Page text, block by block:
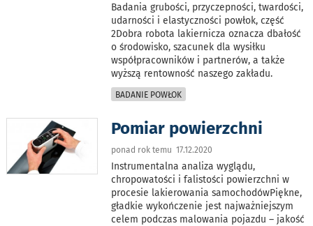
Badania grubości, przyczepności, twardości,
udarności i elastyczności powłok, część
2Dobra robota lakiernicza oznacza dbałość
o środowisko, szacunek dla wysiłku
współpracowników i partnerów, a także
wyższą rentowność naszego zakładu.
BADANIE POWŁOK
Pomiar powierzchni
ponad rok temu 17.12.2020
Instrumentalna analiza wyglądu,
chropowatości i falistości powierzchni w
procesie lakierowania samochodówPiękne,
gładkie wykończenie jest najważniejszym
celem podczas malowania pojazdu – jakość